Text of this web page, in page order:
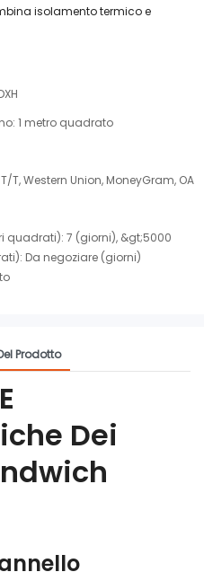
isolamento termico e
1 metro quadrato
T/T, Western Union, MoneyGram, OA
quadrati): 7 (giorni), &gt;5000
Da negoziare (giorni)
Prodotto
Dei